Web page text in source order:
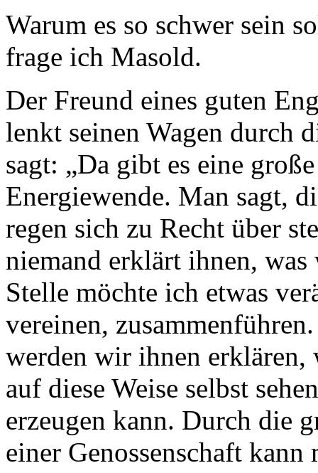
Warum es so schwer sein
frage ich Masold.
Der Freund eines guten
lenkt seinen Wagen durch
sagt: „Da gibt es eine
Energiewende. Man sagt,
regen sich zu Recht über
niemand erklärt ihnen,
Stelle möchte ich etwas
vereinen,
werden wir ihnen erklären,
auf diese Weise selbst
erzeugen kann. Durch die
einer Genossenschaft kann